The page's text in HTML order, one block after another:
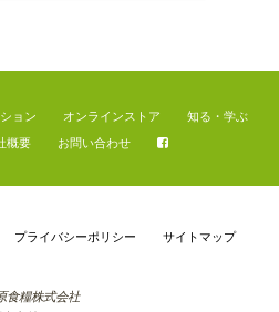
ョン オンラインストア
知る・学ぶ
概要 お問い合わせ
プライバシーポリシー サイトマップ
食糧株式会社